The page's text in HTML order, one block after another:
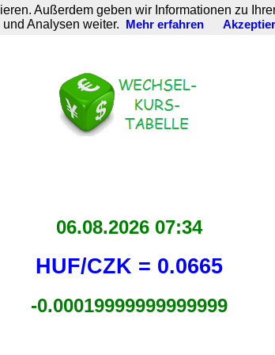
06.08.2026 07:34
HUF/CZK = 0.0665
-0.00019999999999999
Außerdem geben wir Informationen zu
Analysen weiter.
Mehr erfahren